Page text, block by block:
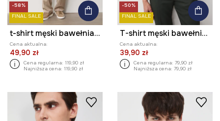
-58%
FINAL SALE
t-shirt męski bawełniany z elastanem
Cena aktualna:
49,90 zł
Cena regularna: 119,90 zł
Najniższa cena: 119,90 zł
-50%
FINAL SALE
T-shirt męski bawełniany
Cena aktualna:
39,90 zł
Cena regularna: 79,90 zł
Najniższa cena: 79,90 zł